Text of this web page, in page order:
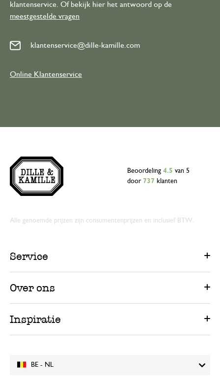
klantenservice. Of bekijk hier het antwoord op de
meestgestelde vragen
klantenservice@dille-kamille.com
Online Klantenservice
BE - NL
Beoordeling 4.5 van 5
door 737 klanten
Alle genoemde prijzen zijn consumentenprijzen en inclusief BTW.
Service
Over ons
Inspiratie